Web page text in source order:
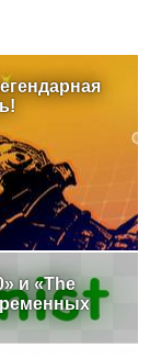
и «The